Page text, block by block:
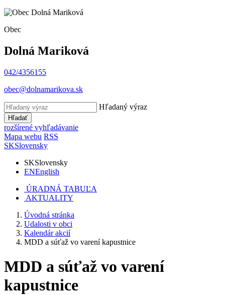
Obec
Dolná Mariková
042/4356155
obec@dolnamarikova.sk
Hľadaný výraz
Hľadať
rozšírené vyhľadávanie
Mapa webu RSS
SKSlovensky
SKSlovensky
ENEnglish
ÚRADNÁ TABUĽA
AKTUALITY
Úvodná stránka
Udalosti v obci
Kalendár akcií
MDD a súťaž vo varení kapustnice
MDD a súťaž vo varení
kapustnice